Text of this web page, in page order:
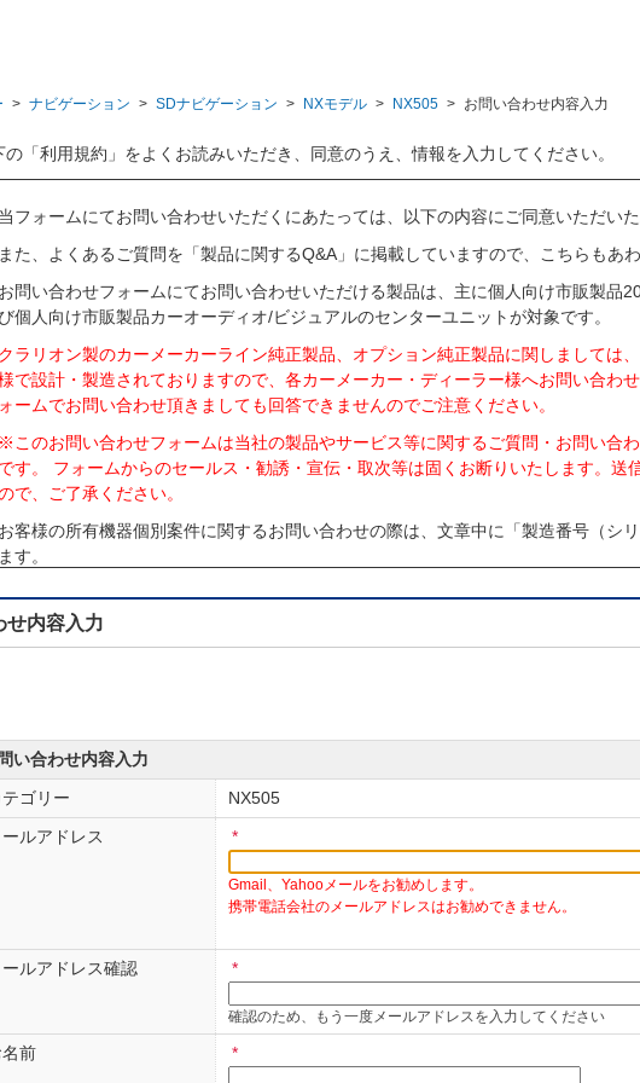
> ナビゲーション > SDナビゲーション > NXモデル > NX505 > お問い合わせ内容入力
の「利用規約」をよくお読みいただき、同意のうえ、情報を入力してください。
当フォームにてお問い合わせいただくにあたっては、以下の内容にご同意いただいた
また、よくあるご質問を「製品に関するQ&A」に掲載していますので、こちらもあ
お問い合わせフォームにてお問い合わせいただける製品は、主に個人向け市販製品
個人向け市販製品カーオーディオ/ビジュアルのセンターユニットが対象です。
クラリオン製のカーメーカーライン純正製品、オプション純正製品に関しましては
で設計・製造されておりますので、各カーメーカー・ディーラー様へお問い合わ
ォームでお問い合わせ頂きましても回答できませんのでご注意ください。
※このお問い合わせフォームは当社の製品やサービス等に関するご質問・お問い合
です。 フォームからのセールス・勧誘・宣伝・取次等は固くお断りいたします。送
で、ご了承ください。
お客様の所有機器個別案件に関するお問い合わせの際は、文章中に「製造番号（シ
ます。
製造番号（シリアル番号）」は、製品に同梱してある保証書か、製品本体貼付ラ
要）に記載、カーナビゲーションの機種によっては指定の操作により画面表示が可
登録製品以外のお問い合わせ（主に2002年以前の製品本体や取付キットなどのア
載機器など）
ご回答をお急ぎの場合
フォルシアクラリオン・エレクトロニクス株式会社 お客様
TEL：0120-112-140 (土・日・祝日・弊社指定休日を除く/ 9：30～12：00、13：00
携帯電話からもご利用頂けます。
：048-601-3807
※FAXでのお問い合わせの際は、必ず返信用のFAX番号をご記入ください。
ザナヴィ・インフォマティクス商品につきましても上記へお問い合わせ下さい。
ラリオン製のカーメーカーライン純正製品、オプション純正製品に関しましては
せ内容入力
い合わせ内容入力
テゴリー
NX505
ールアドレス
*
Gmail、Yahooメールをお勧めします。
携帯電話会社のメールアドレスはお勧めできません。
ールアドレス確認 *
確認のため、もう一度メールアドレスを入力してください
名前 *